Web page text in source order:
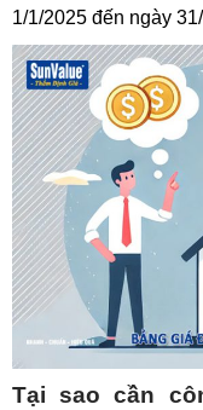
1/1/2025 đến ngày
Tại sao cần